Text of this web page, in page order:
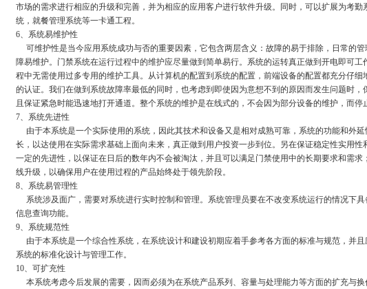
市场的需求进行相应的升级和完善，并为相应的应用客户进行软件升级。同时，可以扩展为考
统，就餐管理系统等一卡通工程。
6、系统易维护性
可维护性是当今应用系统成功与否的重要因素，它包含两层含义：故障的易于排除，日常的
障易维护。门禁系统在运行过程中的维护应尽量做到简单易行。系统的运转真正做到开电即可工
程中无需使用过多专用的维护工具。从计算机的配置到系统的配置，前端设备的配置都充分仔
的认证。我们在做到系统故障率最低的同时，也考虑到即使因为意想不到的原因而发生问题时
且保证紧急时能迅速地打开通道。整个系统的维护是在线式的，不会因为部分设备的维护，而停
7、系统先进性
由于本系统是一个实际使用的系统，因此其技术和设备又是相对成熟可靠，系统的功能和外
长，以达使用在实际需求基础上面向未来，真正做到用户投资一步到位。另在保证稳定性实用
一定的先进性，以保证在日后的数年内不会被淘汰，并且可以满足门禁使用中的长期要求和需
线升级，以确保用户在使用过程的产品始终处于领先阶段。
8、系统易管理性
系统涉及面广，需要对系统进行实时控制和管理。系统管理员要在不改变系统运行的情况下
信息查询功能。
9、系统规范性
由于本系统是一个综合性系统，在系统设计和建设初期应着手参考各方面的标准与规范，并
系统的标准化设计与管理工作。
10、可扩充性
本系统考虑今后发展的需要，因而必须为在系统产品系列、容量与处理能力等方面的扩充与换